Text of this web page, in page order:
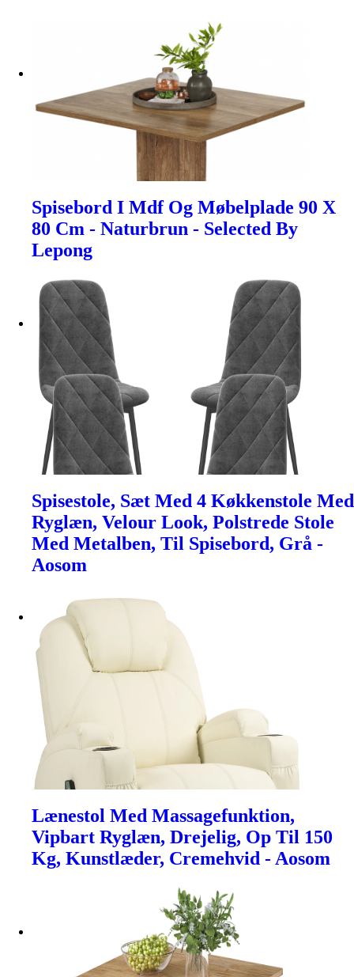
Spisebord I Mdf Og Møbelplade 90 X
80 Cm - Naturbrun - Selected By
Lepong
Spisestole, Sæt Med 4 Køkkenstole Med
Ryglæn, Velour Look, Polstrede Stole
Med Metalben, Til Spisebord, Grå -
Aosom
Lænestol Med Massagefunktion,
Vipbart Ryglæn, Drejelig, Op Til 150
Kg, Kunstlæder, Cremehvid - Aosom